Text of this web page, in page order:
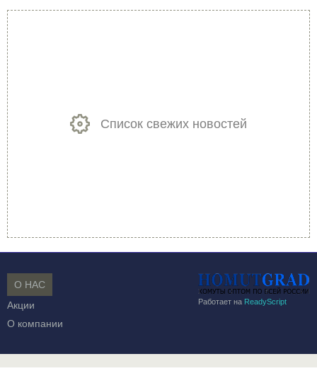
Список свежих новостей
Работает на ReadyScript
О НАС
Акции
О компании